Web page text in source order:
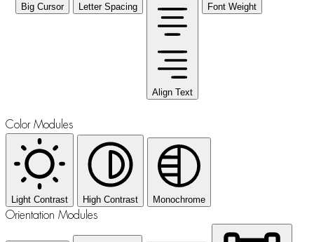
Big Cursor Letter Spacing
Align Text
Font Weight
Color Modules
Light Contrast High Contrast Monochrome
Orientation Modules